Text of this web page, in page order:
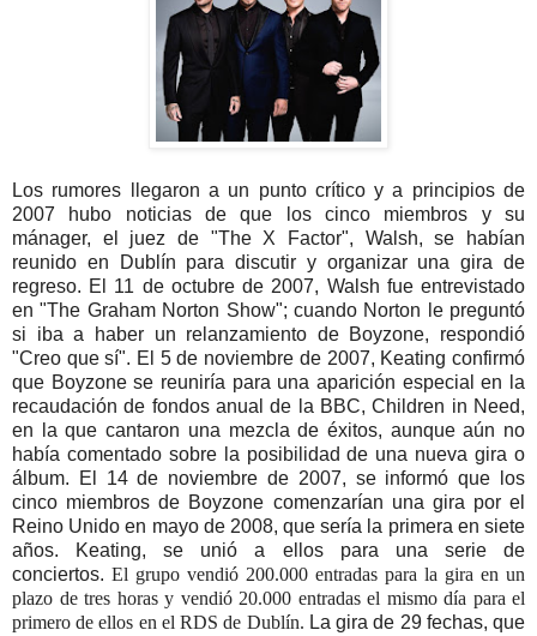
Los rumores llegaron a un punto crítico y a principios de
2007 hubo noticias de que los cinco miembros y su
mánager, el juez de "The X Factor", Walsh, se habían
reunido en Dublín para discutir y organizar una gira de
regreso. El 11 de octubre de 2007, Walsh fue entrevistado
en "The Graham Norton Show"; cuando Norton le preguntó
si iba a haber un relanzamiento de Boyzone, respondió
"Creo que sí". El 5 de noviembre de 2007, Keating confirmó
que Boyzone se reuniría para una aparición especial en la
recaudación de fondos anual de la BBC, Children in Need,
en la que cantaron una mezcla de éxitos, aunque aún no
había comentado sobre la posibilidad de una nueva gira o
álbum. El 14 de noviembre de 2007, se informó que los
cinco miembros de Boyzone comenzarían una gira por el
Reino Unido en mayo de 2008, que sería la primera en siete
años. Keating, se unió a ellos para una serie de
conciertos. El grupo vendió 200.000 entradas para la gira en un
plazo de tres horas y vendió 20.000 entradas el mismo día para el
primero de ellos en el RDS de Dublín. La gira de 29 fechas, que